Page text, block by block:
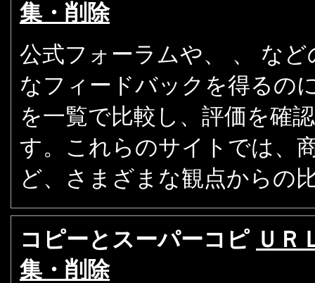
集・削除
公式フォーラムや、 、 な
なフィードバックを得るの
を一覧で比較し、評価を確
す。これらのサイトでは、
ど、さまざまな観点からの
コピーとスーパーコピ ＵＲ
集・削除